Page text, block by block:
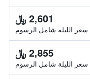
2,601 ﷼
سعر الليلة شامل الرسوم
2,855 ﷼
سعر الليلة شامل الرسوم